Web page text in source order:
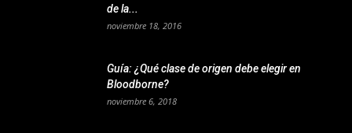
de la...
noviembre 18, 2016
Guía: ¿Qué clase de origen debe elegir en
Bloodborne?
noviembre 6, 2018